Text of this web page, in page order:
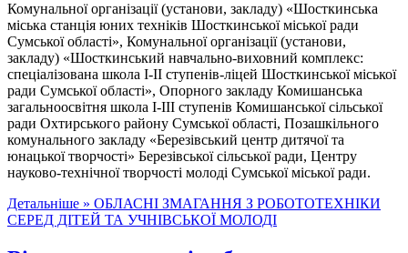
Комунальної організації (установи, закладу) «Шосткинська
міська станція юних техніків Шосткинської міської ради
Сумської області», Комунальної організації (установи,
закладу) «Шосткинський навчально-виховний комплекс:
спеціалізована школа І-ІІ ступенів-ліцей Шосткинської міської
ради Сумської області», Опорного закладу Комишанська
загальноосвітня школа І-ІІІ ступенів Комишанської сільської
ради Охтирського району Сумської області, Позашкільного
комунального закладу «Березівський центр дитячої та
юнацької творчості» Березівської сільської ради, Центру
науково-технічної творчості молоді Сумської міської ради.
Детальніше » ОБЛАСНІ ЗМАГАННЯ З РОБОТОТЕХНІКИ
СЕРЕД ДІТЕЙ ТА УЧНІВСЬКОЇ МОЛОДІ